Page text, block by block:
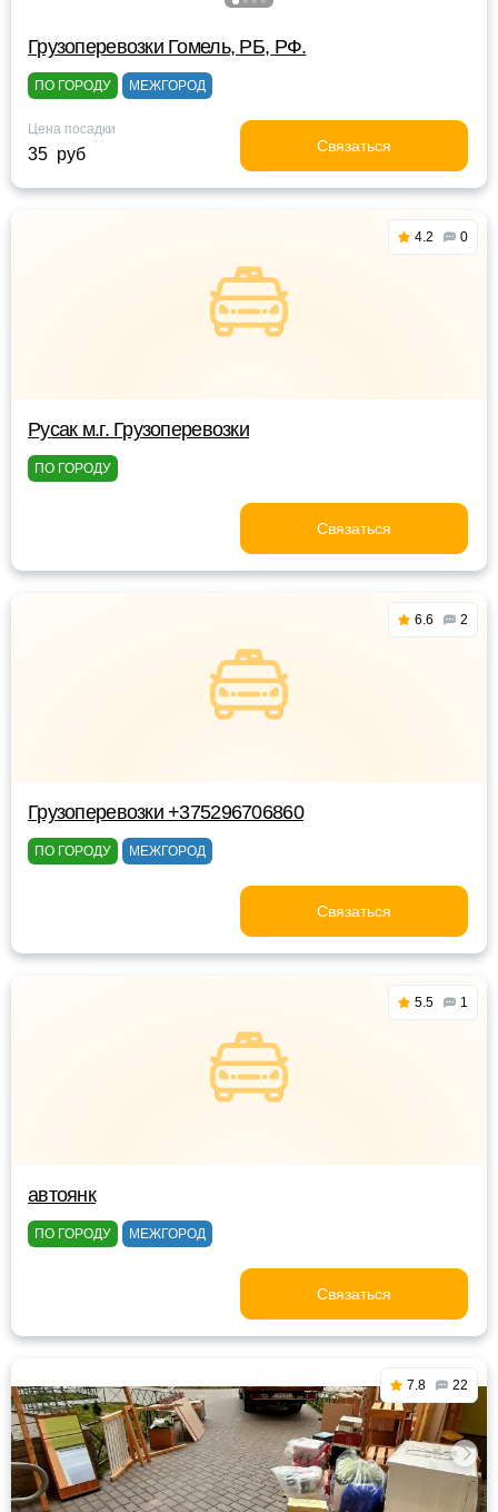
Грузоперевозки Гомель, РБ, РФ.
ПО ГОРОДУ МЕЖГОРОД
Цена посадки
35 руб Связаться
4.2 0
Русак м.г. Грузоперевозки
ПО ГОРОДУ
Связаться
6.6 2
Грузоперевозки +375296706860
ПО ГОРОДУ МЕЖГОРОД
Связаться
5.5 1
автоянк
ПО ГОРОДУ МЕЖГОРОД
Связаться
7.8 22